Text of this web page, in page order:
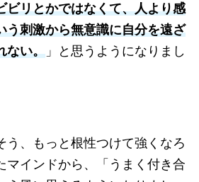
ビリとかではなくて、人より感
う刺激から無意識に自分を遠ざ
ない。 」と思うようになりまし
う、もっと根性つけて強くなろ
マインドから、「うまく付き合